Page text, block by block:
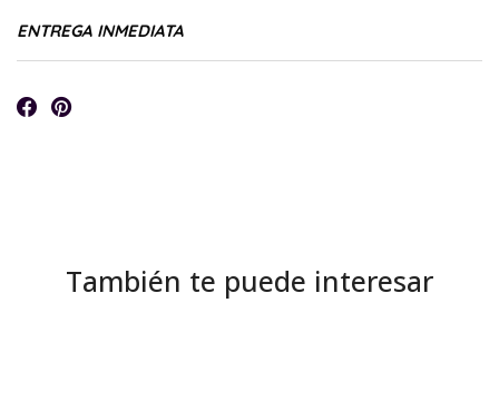
ENTREGA INMEDIATA
También te puede interesar